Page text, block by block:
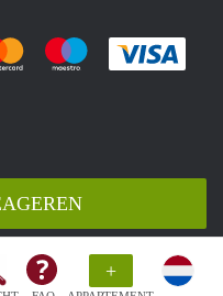
+
gemakkelijk af met Paypal
Je rekent gemakkelijk af met
Je rekent